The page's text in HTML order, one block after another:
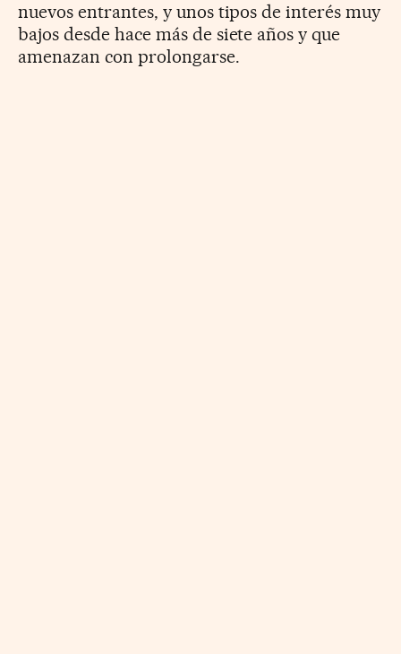
nuevos entrantes, y unos tipos de interés muy
bajos desde hace más de siete años y que
amenazan con prolongarse.